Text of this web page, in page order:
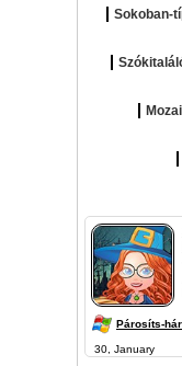
Sokoban-
Párosíts-
30, January